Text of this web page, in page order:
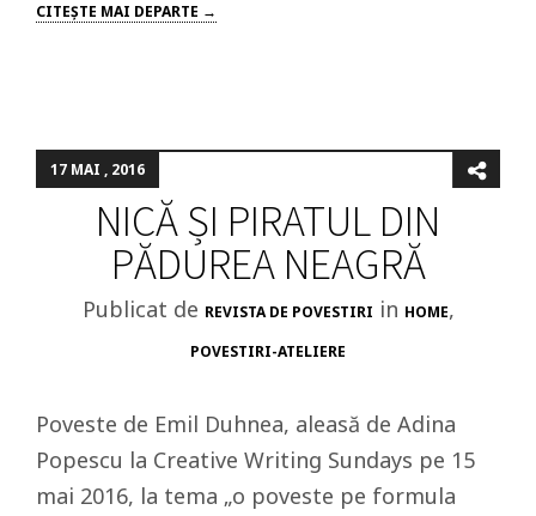
CITEŞTE MAI DEPARTE →
17 MAI , 2016
NICĂ ȘI PIRATUL DIN
PĂDUREA NEAGRĂ
Publicat de REVISTA DE POVESTIRI in HOME,
POVESTIRI-ATELIERE
Poveste de Emil Duhnea, aleasă de Adina
Popescu la Creative Writing Sundays pe 15
mai 2016, la tema „o poveste pe formula